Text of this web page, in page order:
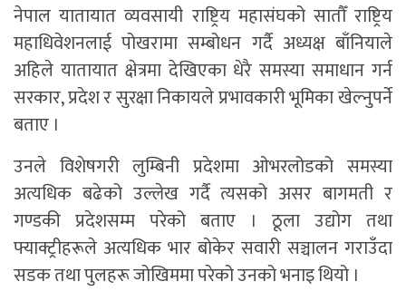
नेपाल यातायात व्यवसायी राष्ट्रिय महासंघको सातौँ राष्ट्रिय
महाधिवेशनलाई पोखरामा सम्बोधन गर्दै अध्यक्ष बाँनियाले
अहिले यातायात क्षेत्रमा देखिएका धेरै समस्या समाधान गर्न
सरकार, प्रदेश र सुरक्षा निकायले प्रभावकारी भूमिका खेल्नुपर्ने
बताए ।
उनले विशेषगरी लुम्बिनी प्रदेशमा ओभरलोडको समस्या
अत्यधिक बढेको उल्लेख गर्दै त्यसको असर बागमती र
गण्डकी प्रदेशसम्म परेको बताए । ठूला उद्योग तथा
फ्याक्ट्रीहरूले अत्यधिक भार बोकेर सवारी सञ्चालन गराउँदा
सडक तथा पुलहरू जोखिममा परेको उनको भनाइ थियो ।